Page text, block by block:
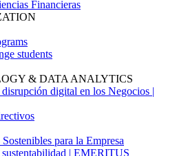
Financieras
students
& DATA ANALYTICS
digital en los Negocios |
para la Empresa
sustentabilidad | EMERITUS